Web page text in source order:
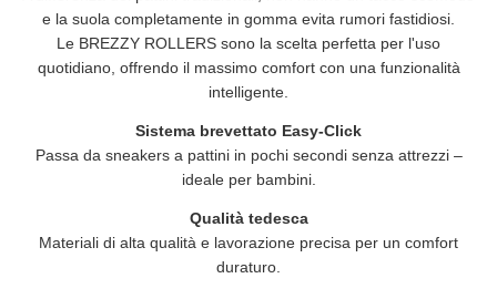
e la suola completamente in gomma evita rumori fastidiosi.
Le BREZZY ROLLERS sono la scelta perfetta per l'uso
quotidiano, offrendo il massimo comfort con una funzionalità
intelligente.
Sistema brevettato Easy-Click
Passa da sneakers a pattini in pochi secondi senza attrezzi –
ideale per bambini.
Qualità tedesca
Materiali di alta qualità e lavorazione precisa per un comfort
duraturo.